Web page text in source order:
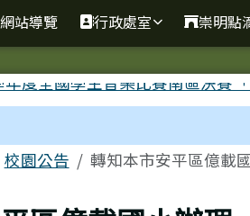
民小學
網站導覽 行政處室 崇明點
校園公告 轉知本市安平區億載